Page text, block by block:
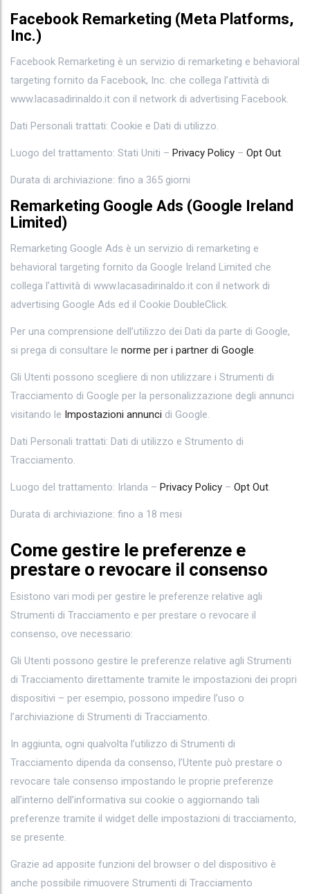
Facebook Remarketing (Meta Platforms,
Inc.)
Facebook Remarketing è un servizio di remarketing e behavioral
targeting fornito da Facebook, Inc. che collega l’attività di
www.lacasadirinaldo.it con il network di advertising Facebook.
Dati Personali trattati: Cookie e Dati di utilizzo.
Luogo del trattamento: Stati Uniti – Privacy Policy – Opt Out.
Durata di archiviazione: fino a 365 giorni
Remarketing Google Ads (Google Ireland
Limited)
Remarketing Google Ads è un servizio di remarketing e
behavioral targeting fornito da Google Ireland Limited che
collega l’attività di www.lacasadirinaldo.it con il network di
advertising Google Ads ed il Cookie DoubleClick.
Per una comprensione dell’utilizzo dei Dati da parte di Google,
si prega di consultare le norme per i partner di Google.
Gli Utenti possono scegliere di non utilizzare i Strumenti di
Tracciamento di Google per la personalizzazione degli annunci
visitando le Impostazioni annunci di Google.
Dati Personali trattati: Dati di utilizzo e Strumento di
Tracciamento.
Luogo del trattamento: Irlanda – Privacy Policy – Opt Out.
Durata di archiviazione: fino a 18 mesi
Come gestire le preferenze e
prestare o revocare il consenso
Esistono vari modi per gestire le preferenze relative agli
Strumenti di Tracciamento e per prestare o revocare il
consenso, ove necessario:
Gli Utenti possono gestire le preferenze relative agli Strumenti
di Tracciamento direttamente tramite le impostazioni dei propri
dispositivi – per esempio, possono impedire l’uso o
l’archiviazione di Strumenti di Tracciamento.
In aggiunta, ogni qualvolta l’utilizzo di Strumenti di
Tracciamento dipenda da consenso, l’Utente può prestare o
revocare tale consenso impostando le proprie preferenze
all’interno dell’informativa sui cookie o aggiornando tali
preferenze tramite il widget delle impostazioni di tracciamento,
se presente.
Grazie ad apposite funzioni del browser o del dispositivo è
anche possibile rimuovere Strumenti di Tracciamento